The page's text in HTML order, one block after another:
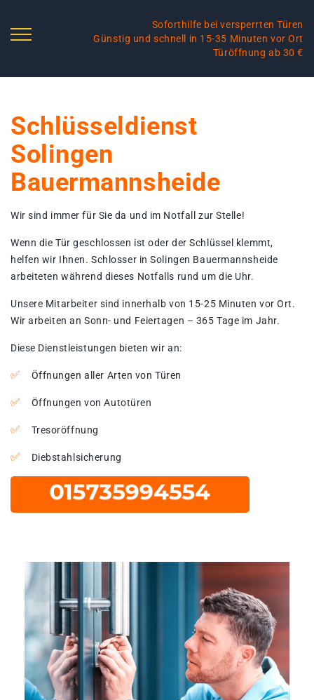
Soforthilfe bei versperrten Türen
Günstig und schnell in 15-35 Minuten vor Ort
Türöffnung ab 30 €
Schlüsseldienst
Solingen
Bauermannsheide
Wir sind immer für Sie da und im Notfall zur Stelle!
Wenn die Tür geschlossen ist oder der Schlüssel klemmt,
helfen wir Ihnen. Schlosser in Solingen Bauermannsheide
arbeiteten während dieses Notfalls rund um die Uhr.
Unsere Mitarbeiter sind innerhalb von 15-25 Minuten vor Ort.
Wir arbeiten an Sonn- und Feiertagen – 365 Tage im Jahr.
Diese Dienstleistungen bieten wir an:
Öffnungen aller Arten von Türen
Öffnungen von Autotüren
Tresoröffnung
Diebstahlsicherung